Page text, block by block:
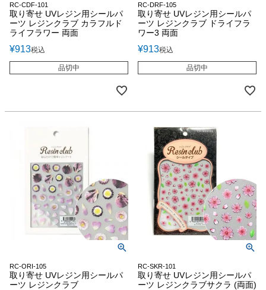
RC-CDF-101
取り寄せ UVレジン用シールパ
ーツ レジンクラブ カラフルド
ライフラワー 両面
¥913税込
品切中
RC-DRF-105
取り寄せ UVレジン用シールパ
ーツ レジンクラブ ドライフラ
ワー3 両面
¥913税込
品切中
RC-ORI-105
取り寄せ UVレジン用シールパ
ーツ レジンクラブ
RC-SKR-101
取り寄せ UVレジン用シールパ
ーツ レジンクラブサクラ (両面)